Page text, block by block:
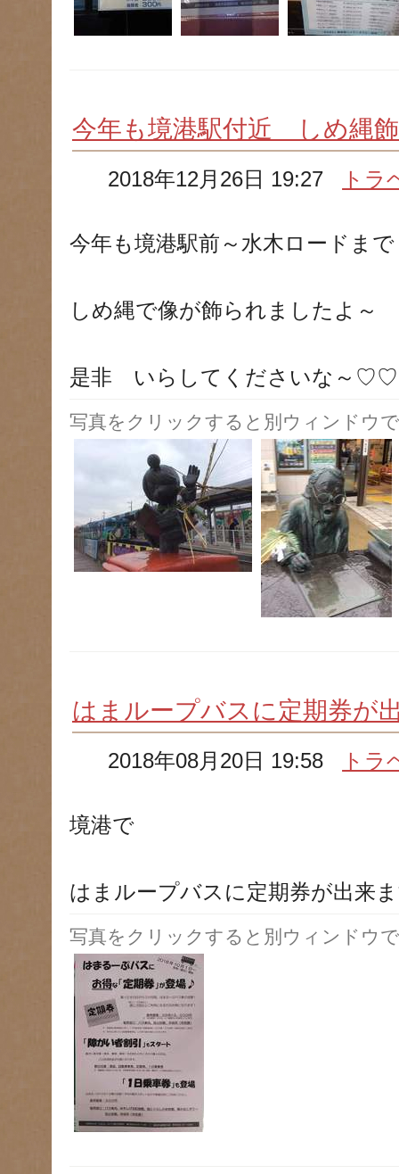
今年も境港駅付近 しめ縄
2018年12月26日 19:27 トラ
今年も境港駅前～水木ロードまで
しめ縄で像が飾られましたよ～
是非 いらしてくださいな～
写真をクリックすると別ウィンドウ
はまループバスに定期券が
2018年08月20日 19:58 トラ
境港で
はまループバスに定期券が出来
写真をクリックすると別ウィンドウ